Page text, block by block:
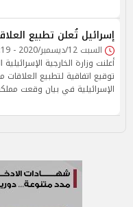
إسرائيل تُعلن تطبيع
السبت 12/ديسمبر/2020 - 07:19 م
توقيع اتفاقية لتطبيع العلاقات
الإسرائيلية في بيان وقعت